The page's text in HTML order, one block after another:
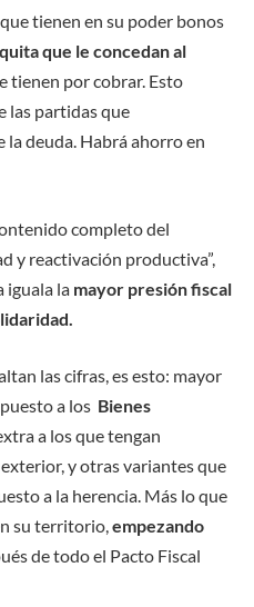
tienen en su poder bonos
que le concedan al
tienen por cobrar. Esto
las partidas que
la deuda. Habrá ahorro en
completo del
y reactivación productiva”,
iguala la mayor presión fiscal
las cifras, es esto: mayor
a los Bienes
a los que tengan
y otras variantes que
a la herencia. Más lo que
su territorio,empezando
de todo el Pacto Fiscal